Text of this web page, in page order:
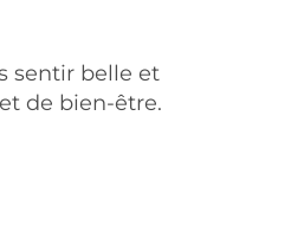
sentir belle et
de bien-être.